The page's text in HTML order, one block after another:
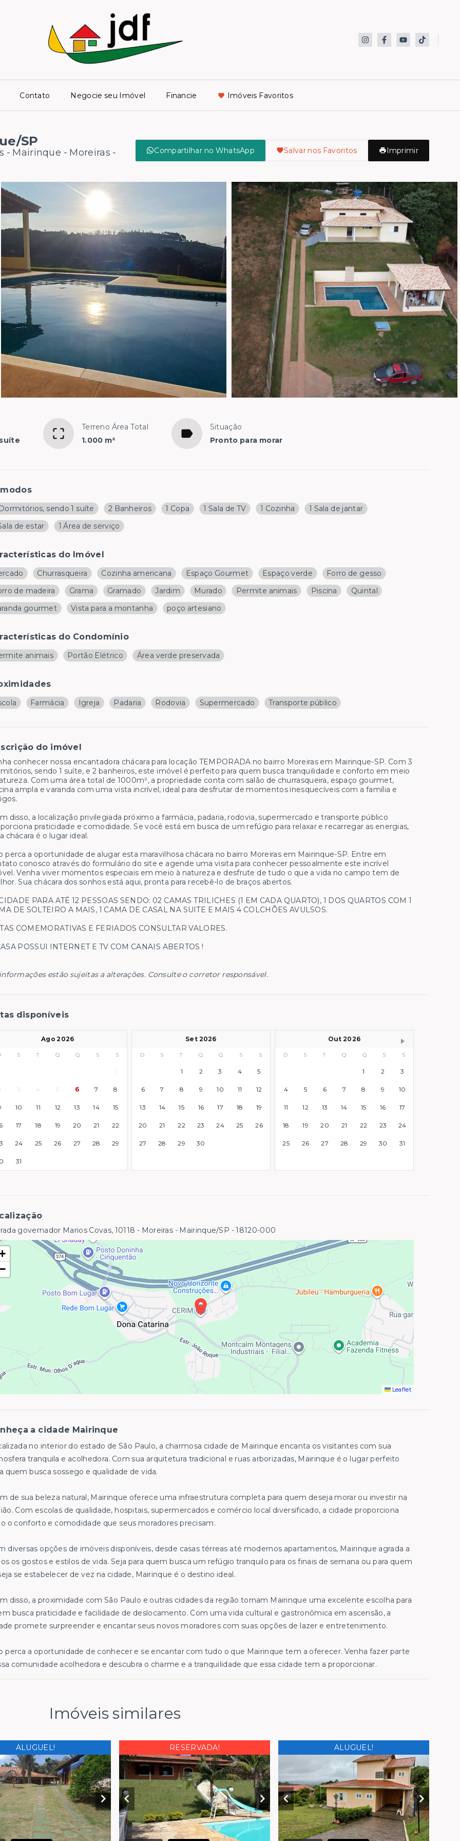
Contato Negocie seu Imóvel Financie Imóveis Favoritos
SP
- Mairinque - Moreiras -
Compartilhar no WhatsApp Salvar nos Favoritos Imprimir
Terreno Área Total
1.000 m²
Situação
Pronto para morar
sendo 1 suíte 2 Banheiros 1 Copa 1 Sala de TV 1 Cozinha
1 Sala de jantar
de estar
1 Área de serviço
do Imóvel
Churrasqueira Cozinha americana Espaço Gourmet Espaço verde
Forro de gesso
de madeira
Grama Gramado Jardim Murado Permite animais Piscina
Quintal
gourmet
Vista para a montanha poço artesiano
do Condomínio
animais Portão Elétrico Área verde preservada
Farmácia Igreja Padaria Rodovia Supermercado Transporte público
do imóvel
conhecer nossa encantadora chácara para locação TEMPORADA no bairro Moreiras em Mairinque-SP. Com 3
sendo 1 suíte, e 2 banheiros, este imóvel é perfeito para quem busca tranquilidade e conforto em meio
Com uma área total de 1000m², a propriedade conta com salão de churrasqueira, espaço gourmet,
ampla e varanda com uma vista incrível, ideal para desfrutar de momentos inesquecíveis com a família e
disso, a localização privilegiada próximo a farmácia, padaria, rodovia, supermercado e transporte público
praticidade e comodidade. Se você está em busca de um refúgio para relaxar e recarregar as energias,
chácara é o lugar ideal.
perca a oportunidade de alugar esta maravilhosa chácara no bairro Moreiras em Mairinque-SP. Entre em
conosco através do formulário do site e agende uma visita para conhecer pessoalmente este incrível
Venha viver momentos especiais em meio à natureza e desfrute de tudo o que a vida no campo tem de
Sua chácara dos sonhos está aqui, pronta para recebê-lo de braços abertos.
PARA ATÉ 12 PESSOAS SENDO: 02 CAMAS TRILICHES (1 EM CADA QUARTO), 1 DOS QUARTOS COM 1
DE SOLTEIRO A MAIS, 1 CAMA DE CASAL NA SUITE E MAIS 4 COLCHÕES AVULSOS.
COMEMORATIVAS E FERIADOS CONSULTAR VALORES.
POSSUI INTERNET E TV COM CANAIS ABERTOS !
estão sujeitas a alterações. Consulte o corretor responsável.
disponíveis
Ago 2026
S T Q Q S S
1
3 4 5 6 7 8
10 11 12 13 14 15
17 18 19 20 21 22
24 25 26 27 28 29
31
Set 2026
D S T Q Q S S
1 2 3 4 5
6 7 8 9 10 11 12
13 14 15 16 17 18 19
20 21 22 23 24 25 26
27 28 29 30
Out 2026
D S T Q Q S S
1 2 3
4 5 6 7 8 9 10
11 12 13 14 15 16 17
18 19 20 21 22 23 24
25 26 27 28 29 30 31
governador Marios Covas, 10118 - Moreiras - Mairinque/SP - 18120-000
Leaflet
a cidade Mairinque
no interior do estado de São Paulo, a charmosa cidade de Mairinque encanta os visitantes com sua
tranquila e acolhedora. Com sua arquitetura tradicional e ruas arborizadas, Mairinque é o lugar perfeito
quem busca sossego e qualidade de vida.
de sua beleza natural, Mairinque oferece uma infraestrutura completa para quem deseja morar ou investir na
Com escolas de qualidade, hospitais, supermercados e comércio local diversificado, a cidade proporciona
o conforto e comodidade que seus moradores precisam.
diversas opções de imóveis disponíveis, desde casas térreas até modernos apartamentos, Mairinque agrada a
os gostos e estilos de vida. Seja para quem busca um refúgio tranquilo para os finais de semana ou para quem
se estabelecer de vez na cidade, Mairinque é o destino ideal.
disso, a proximidade com São Paulo e outras cidades da região tornam Mairinque uma excelente escolha para
busca praticidade e facilidade de deslocamento. Com uma vida cultural e gastronômica em ascensão, a
promete surpreender e encantar seus novos moradores com suas opções de lazer e entretenimento.
perca a oportunidade de conhecer e se encantar com tudo o que Mairinque tem a oferecer. Venha fazer parte
comunidade acolhedora e descubra o charme e a tranquilidade que essa cidade tem a proporcionar.
Imóveis similares
ALUGUEL! RESERVADA! ALUGUEL!